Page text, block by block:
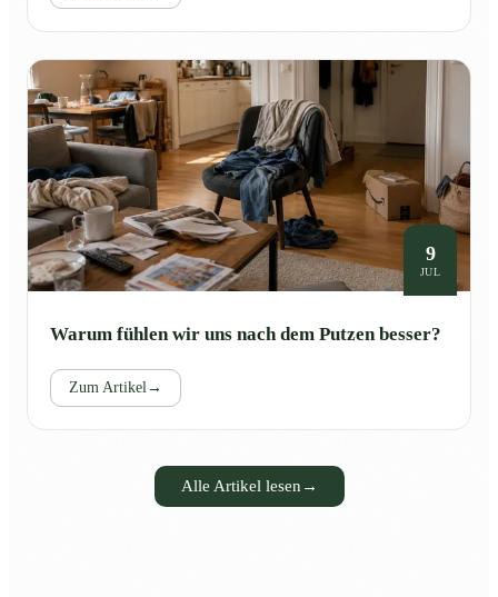
9
JUL
Warum fühlen wir uns nach dem Putzen besser?
Zum Artikel→
Alle Artikel lesen →